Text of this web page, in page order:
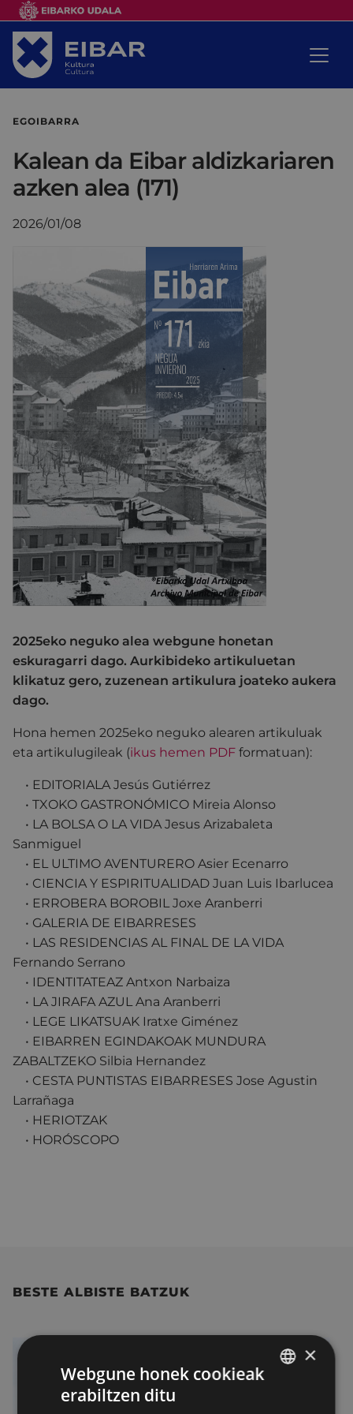
EGOIBARRA
Kalean da Eibar aldizkariaren
azken alea (171)
2026/01/08
2025eko neguko alea webgune honetan
eskuragarri dago. Aurkibideko artikuluetan
klikatuz gero, zuzenean artikulura joateko aukera
dago.
Hona hemen 2025eko neguko alearen artikuluak
eta artikulugileak (ikus hemen PDF formatuan):
• EDITORIALA Jesús Gutiérrez
• TXOKO GASTRONÓMICO Mireia Alonso
• LA BOLSA O LA VIDA Jesus Arizabaleta
Sanmiguel
• EL ULTIMO AVENTURERO Asier Ecenarro
• CIENCIA Y ESPIRITUALIDAD Juan Luis Ibarlucea
• ERROBERA BOROBIL Joxe Aranberri
• GALERIA DE EIBARRESES
• LAS RESIDENCIAS AL FINAL DE LA VIDA
Fernando Serrano
• IDENTITATEAZ Antxon Narbaiza
• LA JIRAFA AZUL Ana Aranberri
• LEGE LIKATSUAK Iratxe Giménez
• EIBARREN EGINDAKOAK MUNDURA
ZABALTZEKO Silbia Hernandez
• CESTA PUNTISTAS EIBARRESES Jose Agustin
Larrañaga
• HERIOTZAK
• HORÓSCOPO
BESTE ALBISTE BATZUK
×
Webgune honek cookieak
erabiltzen ditu